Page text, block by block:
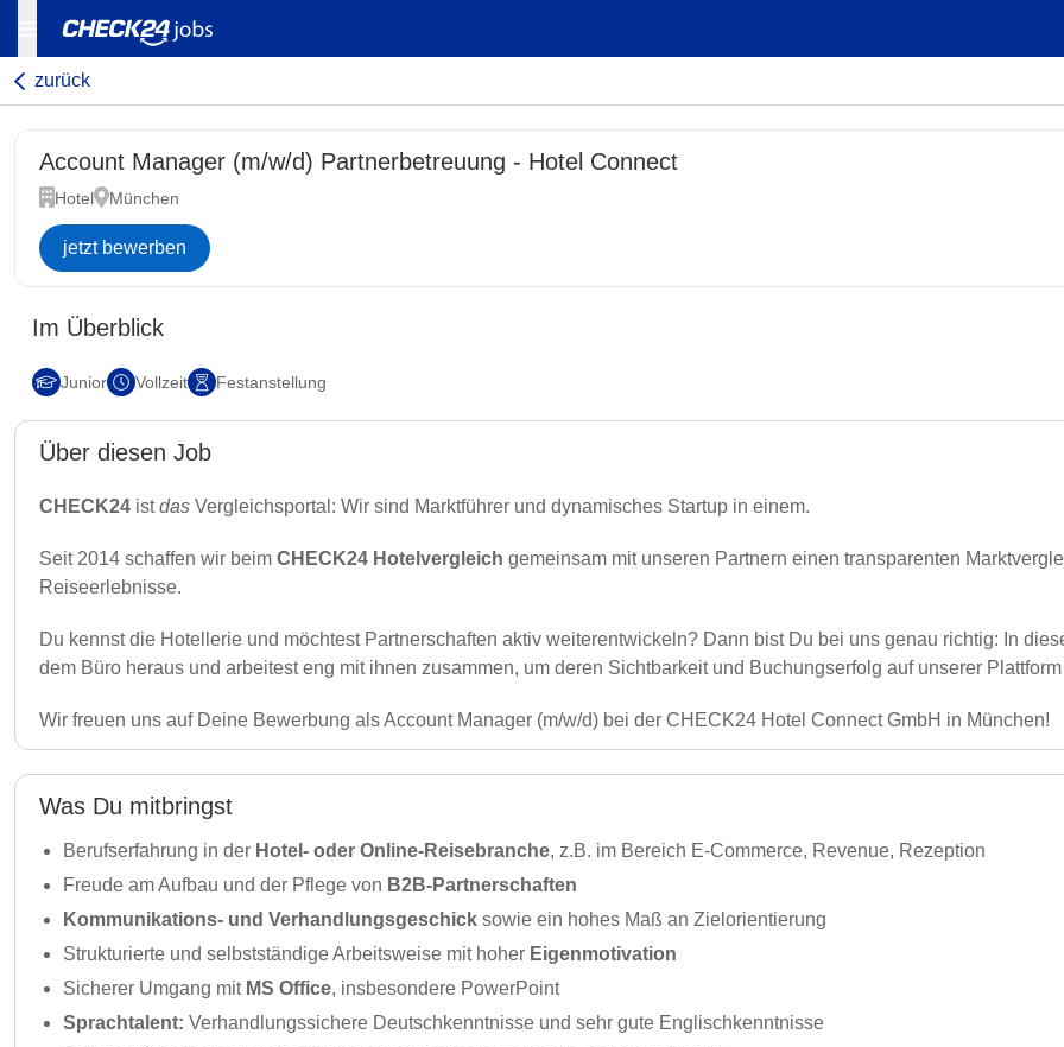
zurück
Account Manager (m/w/d) Partnerbetreuung - Hotel Connect
Hotel München
jetzt bewerben
Im Überblick
Junior Vollzeit Festanstellung
Über diesen Job
CHECK24 istdas Vergleichsportal: Wir sind Marktführer und dynamisches Startup in einem.
Seit 2014 schaffen wir beim CHECK24 Hotelvergleich gemeinsam mit unseren Partnern einen transparenten
Reiseerlebnisse.
Du kennst die Hotellerie und möchtest Partnerschaften aktiv weiterentwickeln? Dann bist Du bei uns genau richtig: In
dem Büro heraus und arbeitest eng mit ihnen zusammen, um deren Sichtbarkeit und Buchungserfolg auf unserer
Wir freuen uns auf Deine Bewerbung als Account Manager (m/w/d) bei der CHECK24 Hotel Connect GmbH in München!
Was Du mitbringst
Berufserfahrung in der Hotel- oder Online-Reisebranche, z.B. im Bereich E-Commerce, Revenue, Rezeption
Freude am Aufbau und der Pflege von B2B-Partnerschaften
Kommunikations- und Verhandlungsgeschick sowie ein hohes Maß an Zielorientierung
Strukturierte und selbstständige Arbeitsweise mit hoher Eigenmotivation
Sicherer Umgang mit MS Office, insbesondere PowerPoint
Sprachtalent: Verhandlungssichere Deutschkenntnisse und sehr gute Englischkenntnisse